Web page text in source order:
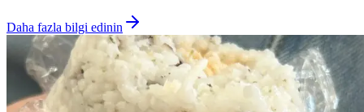
Daha fazla bilgi edinin